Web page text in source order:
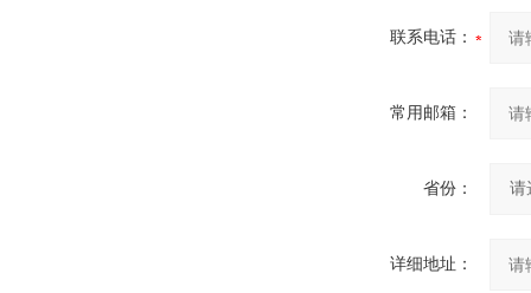
联系电话：
常用邮箱：
省份：
详细地址：